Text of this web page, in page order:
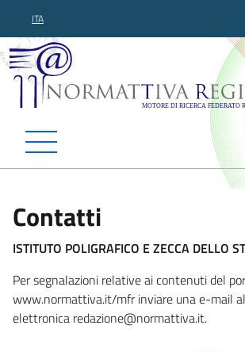
ITA
Normattiva
Contatti
ISTITUTO POLIGRAFICO E ZECCA DELLO
Per segnalazioni relative ai contenuti del
www.normattiva.it/mfr inviare una e-mail
elettronica redazione@normattiva.it.